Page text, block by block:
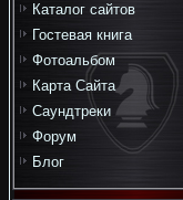
Каталог сайтов
Гостевая книга
Фотоальбом
Карта Сайта
Саундтреки
Форум
Блог